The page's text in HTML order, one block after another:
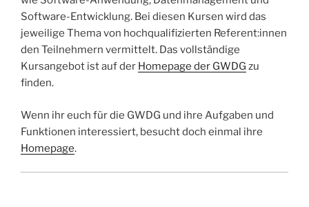
Software-Entwicklung. Bei diesen Kursen wird das
jeweilige Thema von hochqualifizierten Referent:innen
den Teilnehmern vermittelt. Das vollständige
Kursangebot ist auf der Homepage der GWDG zu
finden.
Wenn ihr euch für die GWDG und ihre Aufgaben und
Funktionen interessiert, besucht doch einmal ihre
Homepage.